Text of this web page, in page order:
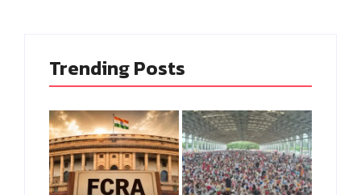
Trending Posts